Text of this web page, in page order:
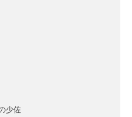
少佐